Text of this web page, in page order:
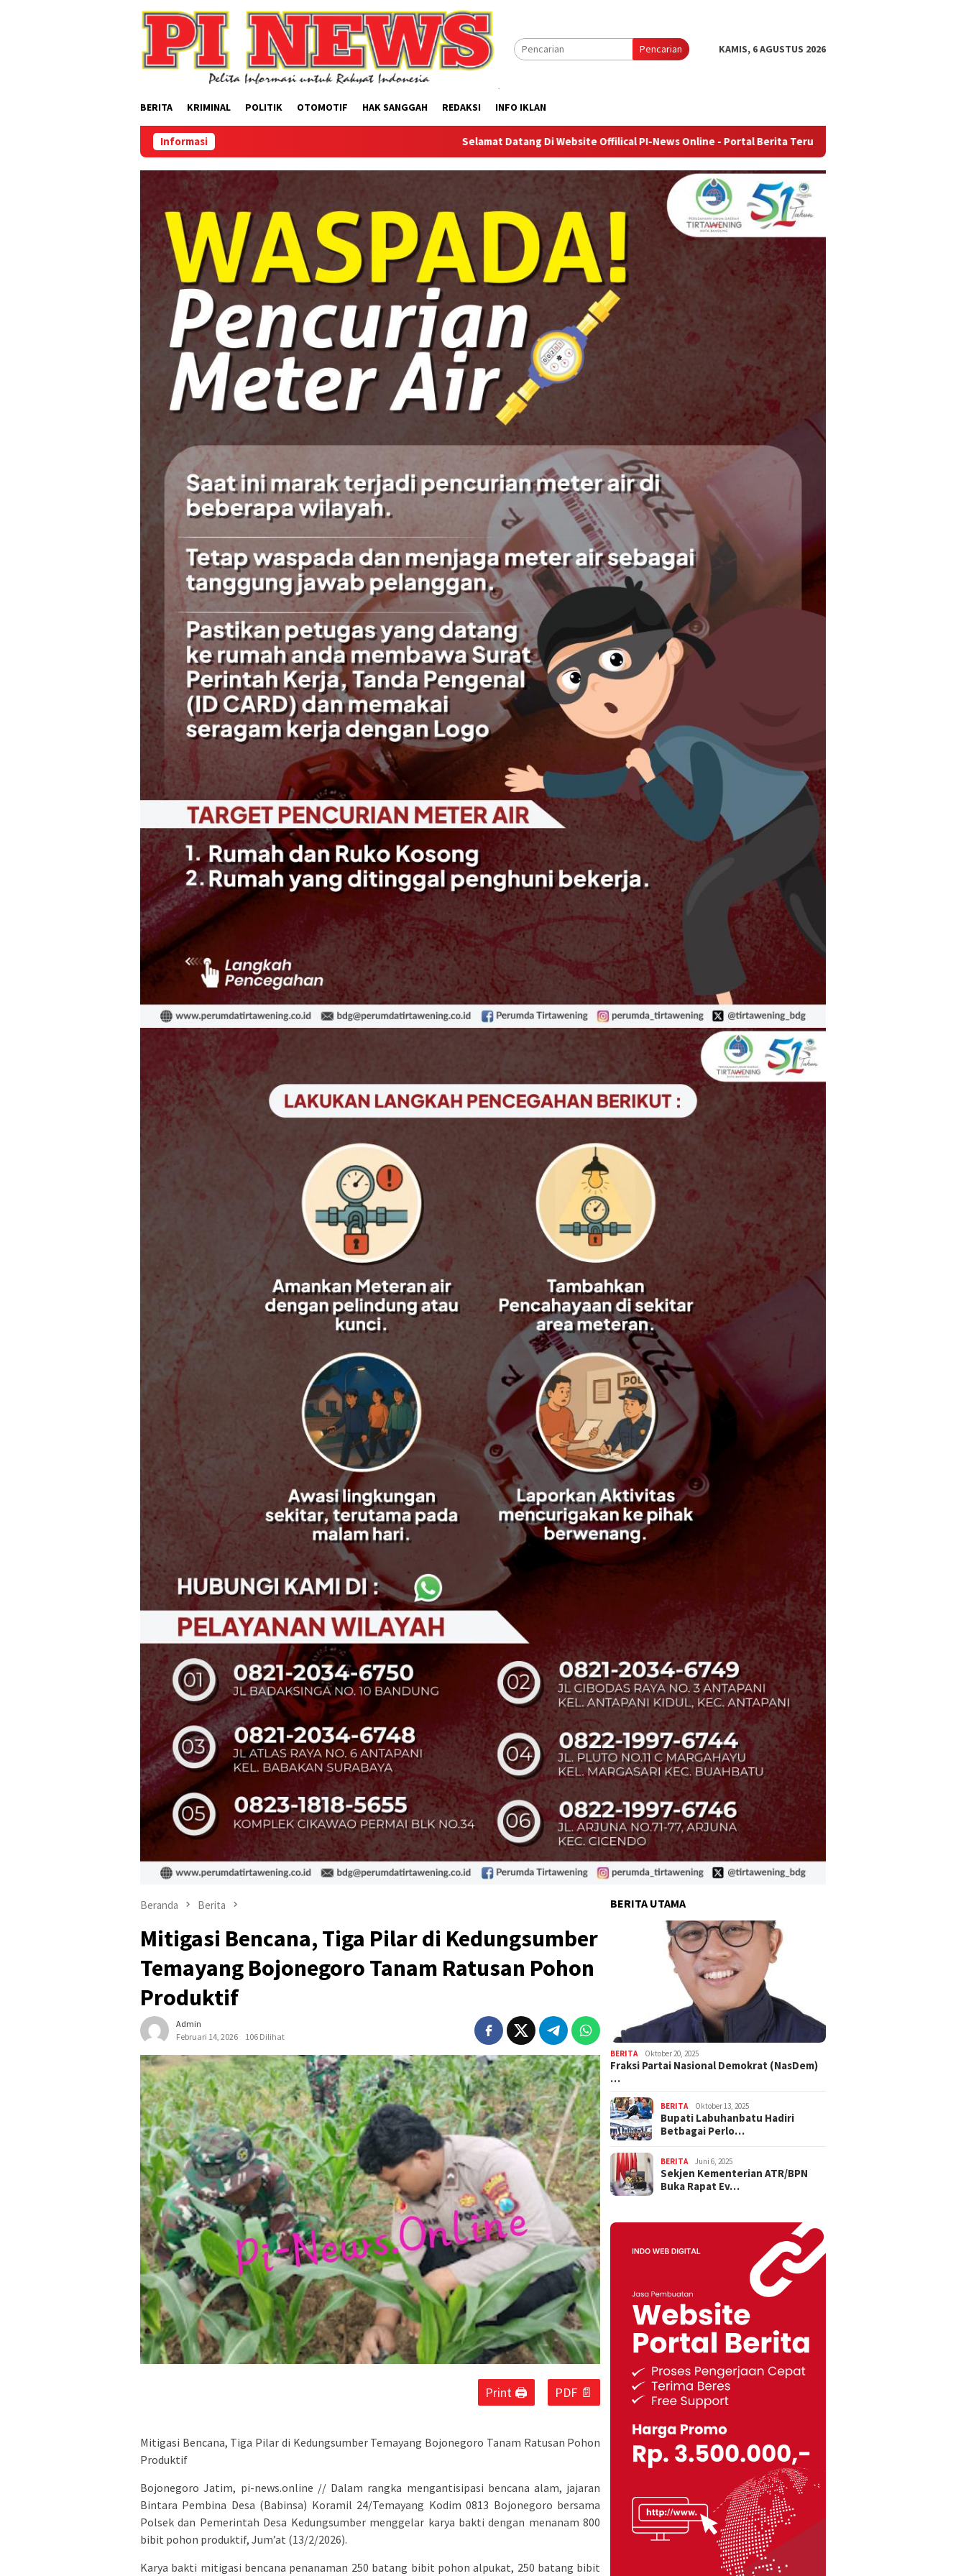
Pencarian
KAMIS, 6 AGUSTUS 2026
BERITA KRIMINAL POLITIK OTOMOTIF HAK SANGGAH REDAKSI INFO IKLAN
Informasi Selamat Datang Di Website Offilical PI-News Online - Portal Berita Terupdate & Terpercaya
Beranda Berita
Mitigasi Bencana, Tiga Pilar di Kedungsumber
Temayang Bojonegoro Tanam Ratusan Pohon
Produktif
Admin
Februari 14, 2026
106 Dilihat
Print 🖨 PDF 📄
Mitigasi Bencana, Tiga Pilar di Kedungsumber Temayang Bojonegoro Tanam Ratusan Pohon
Produktif
Bojonegoro Jatim, pi-news.online // Dalam rangka mengantisipasi bencana alam, jajaran
Bintara Pembina Desa (Babinsa) Koramil 24/Temayang Kodim 0813 Bojonegoro bersama
Polsek dan Pemerintah Desa Kedungsumber menggelar karya bakti dengan menanam 800
bibit pohon produktif, Jum’at (13/2/2026).
Karya bakti mitigasi bencana penanaman 250 batang bibit pohon alpukat, 250 batang bibit
BERITA UTAMA
BERITA Oktober 20, 2025
Fraksi Partai Nasional Demokrat (NasDem)
…
BERITA Oktober 13, 2025
Bupati Labuhanbatu Hadiri
Betbagai Perlo…
BERITA Juni 6, 2025
Sekjen Kementerian ATR/BPN
Buka Rapat Ev…